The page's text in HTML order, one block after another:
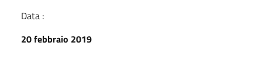
Data :
20 febbraio 2019